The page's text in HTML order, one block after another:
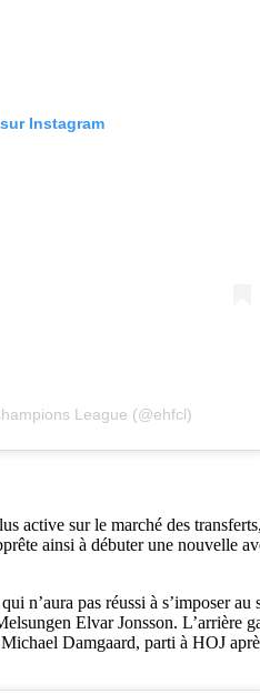
Instagram
League (@ehfcl)
active sur le marché des
ainsi à débuter une
n’aura pas réussi à s’imposer
Elvar Jonsson. L’arrière
Damgaard, parti à HOJ